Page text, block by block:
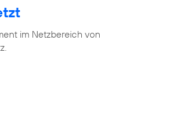
im Netzbereich von